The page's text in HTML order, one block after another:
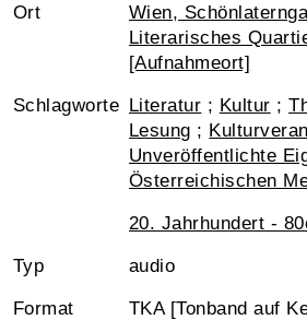
Ort
Wien,
Literarisches
[Aufnahmeort]
Schlagworte Literatur ; Kultur ;
Lesung ;
Unveröffentlichte
Österreichischen
20. Jahrhundert -
Typ audio
Format TKA [Tonband auf